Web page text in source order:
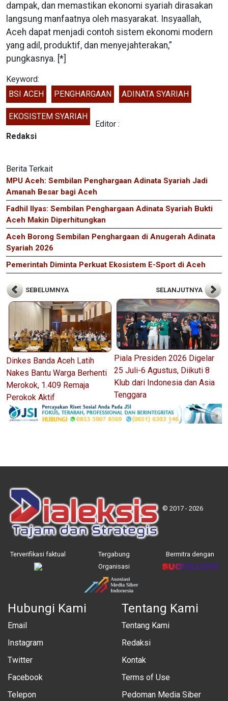
dampak, dan memastikan ekonomi syariah dirasakan
langsung manfaatnya oleh masyarakat. Insyaallah,
Aceh dapat menjadi contoh sistem ekonomi modern
yang adil, produktif, dan menyejahterakan,”
pungkasnya. [*]
Keyword:
BSI ACEH
PENGHARGAAN ADINATA SYARIAH
EKOSISTEM SYARIAH
Editor :
Redaksi
Berita Terkait
MPU Aceh: Sembilan Penghargaan Adinata Syariah Jadi
Amanah Besar bagi Aceh
Fadhil Ilyas: Sembilan Penghargaan Adinata Syariah Bukti
Aceh Makin Diperhitungkan
Aceh Borong Sembilan Penghargaan di Anugerah Adinata
Syariah 2026
Pemerintah Diminta Perkuat Ekosistem E-Sport di Aceh
SEBELUMNYA
Dinkes Banda Aceh Latih
Nakes Bantu Warga Berhenti
Merokok, 1.409 Remaja
Perokok Aktif
SELANJUTNYA
Piala Presiden 2026 Digelar
25 Juli-6 Agustus, Diikuti 8
Klub dari Indonesia dan Asia
Tenggara
© 2017 - 2026
Terverifikasi faktual
Tergabung
Organisasi
Bermitra dengan
Hubungi Kami
Email
Instagram
Twitter
Facebook
Telepon
Tentang Kami
Tentang Kami
Redaksi
Kontak
Terms of Use
Pedoman Media Siber